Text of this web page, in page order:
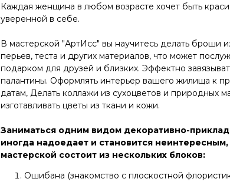
Каждая женщина в любом возрасте хочет быть
уверенной в себе.
В мастерской "АртИсс" вы научитесь делать броши
перьев, теста и других материалов, что может
подарком для друзей и близких. Эффектно
палантины. Оформлять интерьер вашего жилища к
датам, Делать коллажи из сухоцветов и природных
изготавливать цветы из ткани и кожи.
Заниматься одним видом декоративно-
иногда надоедает и становится
мастерской состоит из нескольких блоков:
Ошибана (знакомство с плоскостной